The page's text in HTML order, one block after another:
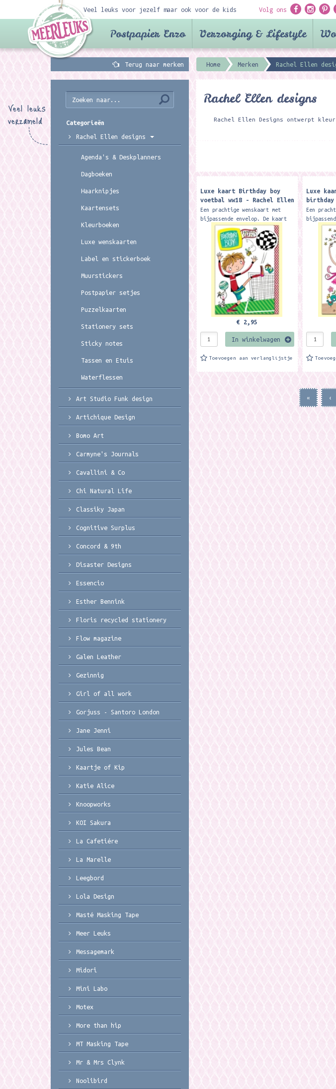
Veel leuks voor jezelf maar ook voor de kids Volg ons
Postpapier Enzo Verzorging & Lifestyle
Terug naar merken Home Merken Rachel Ellen
Rachel Ellen designs
Rachel Ellen Designs ontwerpt
Luxe kaart Birthday boy
voetbal ww18 - Rachel Ellen
Designs
Een prachtige wenskaart met
bijpassende envelop. De kaart
is mooi bewerkt met glitters en
met 3D designs. Formaat: 12,7 x
17,8 cm. Merk:...
€ 2,95
In winkelwagen
Toevoegen aan verlanglijstje
Luxe
birthday
Rachel
Een
is mooi
met 3D
17,8 cm.
« ‹
Veel leuks
verzameld
Categorieën
Rachel Ellen designs
Agenda's & Deskplanners
Dagboeken
Haarknipjes
Kaartensets
Kleurboeken
Luxe wenskaarten
Label en stickerboek
Muurstickers
Postpapier setjes
Puzzelkaarten
Stationery sets
Sticky notes
Tassen en Etuis
Waterflessen
Art Studio Funk design
Artichique Design
Bomo Art
Carmyne's Journals
Cavallini & Co
Chi Natural Life
Classiky Japan
Cognitive Surplus
Concord & 9th
Disaster Designs
Essencio
Esther Bennink
Floris recycled stationery
Flow magazine
Galen Leather
Gezinnig
Girl of all work
Gorjuss - Santoro London
Jane Jenni
Jules Bean
Kaartje of Kip
Katie Alice
Knoopworks
KOI Sakura
La Cafetiére
La Marelle
Leegbord
Lola Design
Masté Masking Tape
Meer Leuks
Messagemark
Midori
Mini Labo
Motex
More than hip
MT Masking Tape
Mr & Mrs Clynk
Noolibird